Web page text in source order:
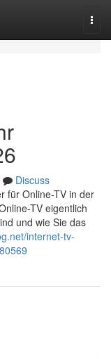
Discuss
für Online-TV in der
TV eigentlich
und wie Sie das
internet-tv-